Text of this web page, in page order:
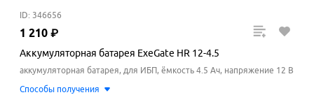
ID: 346656
1 210 ₽
Аккумуляторная батарея ExeGate HR 12-4.5
аккумуляторная батарея, для ИБП, ёмкость 4.5 Ач, напряжение 12 В
Способы получения